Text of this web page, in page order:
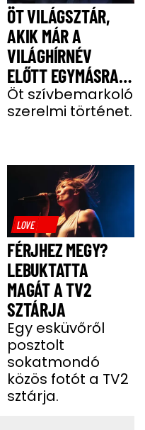
ÖT VILÁGSZTÁR,
AKIK MÁR A
VILÁGHÍRNÉV
ELŐTT EGYMÁSRA
TALÁLTAK
Öt szívbemarkoló
szerelmi történet.
LOVE
FÉRJHEZ MEGY?
LEBUKTATTA
MAGÁT A TV2
SZTÁRJA
Egy esküvőről
posztolt
sokatmondó
közös fotót a TV2
sztárja.